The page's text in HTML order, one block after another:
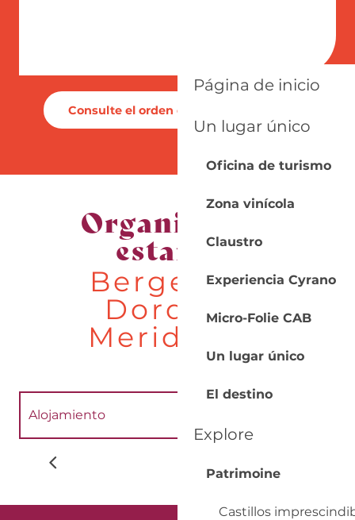
Página de inicio
Un lugar único
Oficina de turismo
Zona vinícola
Claustro
Experiencia Cyrano
Micro-Folie CAB
Un lugar único
El destino
Explore
Patrimoine
Castillos
Consulte el orden del día completo
Organizar su
estancia
Bergerac -
Dordoña
Meridional
Alojamiento
Restaurantes
Patrimonio
Château Les Merles